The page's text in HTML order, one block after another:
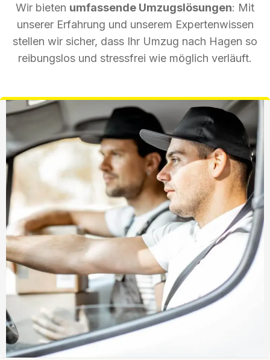
Wir bieten umfassende Umzugslösungen: Mit
unserer Erfahrung und unserem Expertenwissen
stellen wir sicher, dass Ihr Umzug nach Hagen so
reibungslos und stressfrei wie möglich verläuft.